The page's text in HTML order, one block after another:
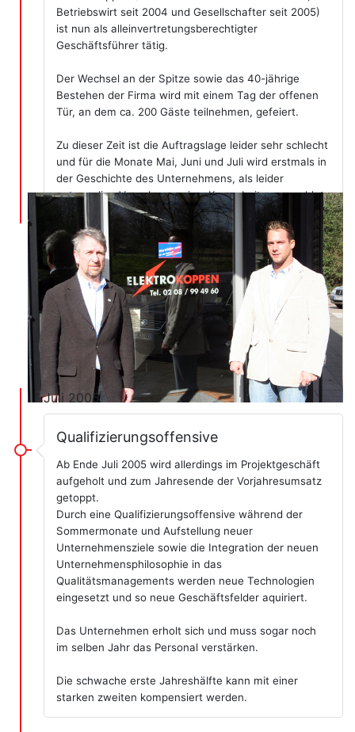
Betriebswirt seit 2004 und Gesellschafter seit 2005)
ist nun als alleinvertretungsberechtigter
Geschäftsführer tätig.
Der Wechsel an der Spitze sowie das 40-jährige
Bestehen der Firma wird mit einem Tag der offenen
Tür, an dem ca. 200 Gäste teilnehmen, gefeiert.
Zu dieser Zeit ist die Auftragslage leider sehr schlecht
und für die Monate Mai, Juni und Juli wird erstmals in
der Geschichte des Unternehmens, als leider
notwendige Vorgehensweise, Kurzarbeit angemeldet.
Juli 2005
Qualifizierungsoffensive
Ab Ende Juli 2005 wird allerdings im Projektgeschäft
aufgeholt und zum Jahresende der Vorjahresumsatz
getoppt.
Durch eine Qualifizierungsoffensive während der
Sommermonate und Aufstellung neuer
Unternehmensziele sowie die Integration der neuen
Unternehmensphilosophie in das
Qualitätsmanagements werden neue Technologien
eingesetzt und so neue Geschäftsfelder aquiriert.
Das Unternehmen erholt sich und muss sogar noch
im selben Jahr das Personal verstärken.
Die schwache erste Jahreshälfte kann mit einer
starken zweiten kompensiert werden.